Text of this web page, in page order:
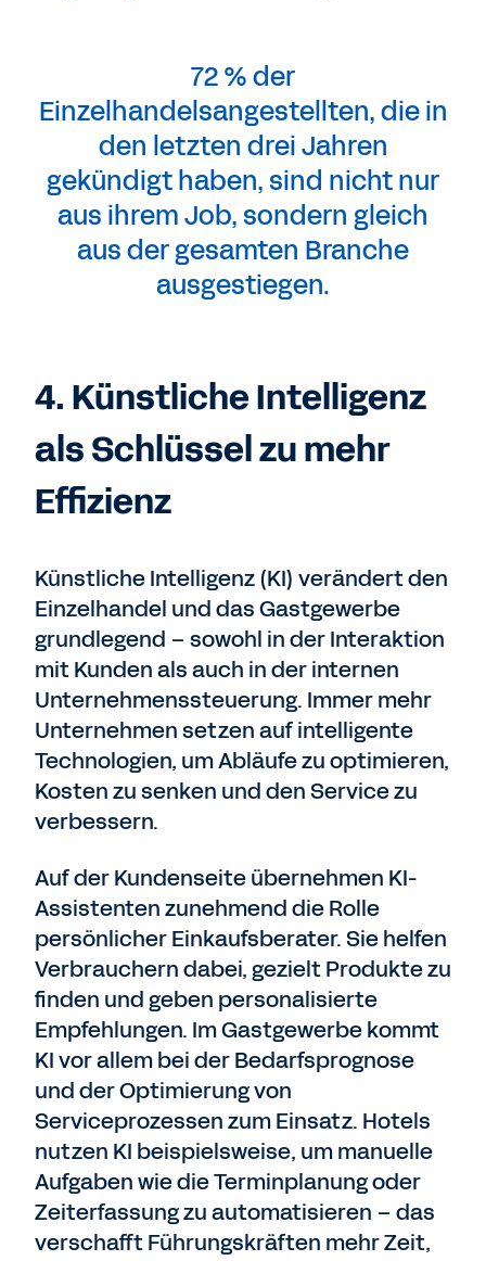
72 % der
Einzelhandelsangestellten, die in
den letzten drei Jahren
gekündigt haben, sind nicht nur
aus ihrem Job, sondern gleich
aus der gesamten Branche
ausgestiegen.
4. Künstliche Intelligenz
als Schlüssel zu mehr
Effizienz
Künstliche Intelligenz (KI) verändert den
Einzelhandel und das Gastgewerbe
grundlegend – sowohl in der Interaktion
mit Kunden als auch in der internen
Unternehmenssteuerung. Immer mehr
Unternehmen setzen auf intelligente
Technologien, um Abläufe zu optimieren,
Kosten zu senken und den Service zu
verbessern.
Auf der Kundenseite übernehmen KI-
Assistenten zunehmend die Rolle
persönlicher Einkaufsberater. Sie helfen
Verbrauchern dabei, gezielt Produkte zu
finden und geben personalisierte
Empfehlungen. Im Gastgewerbe kommt
KI vor allem bei der Bedarfsprognose
und der Optimierung von
Serviceprozessen zum Einsatz. Hotels
nutzen KI beispielsweise, um manuelle
Aufgaben wie die Terminplanung oder
Zeiterfassung zu automatisieren – das
verschafft Führungskräften mehr Zeit,